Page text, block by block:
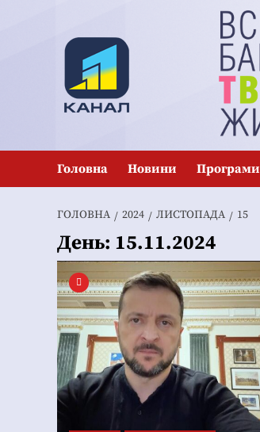
Головна Новини Програми
ГОЛОВНА 2024 ЛИСТОПАДА 15
День: 15.11.2024